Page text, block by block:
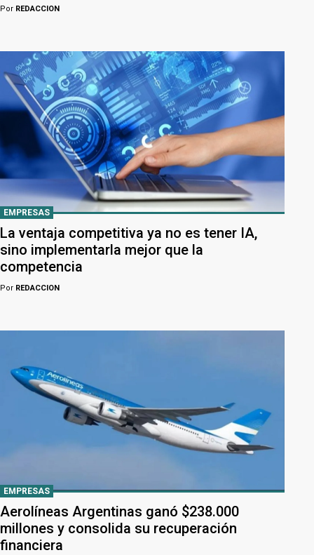
Por REDACCION
EMPRESAS
La ventaja competitiva ya no es tener IA,
sino implementarla mejor que la
competencia
Por REDACCION
EMPRESAS
Aerolíneas Argentinas ganó $238.000
millones y consolida su recuperación
financiera